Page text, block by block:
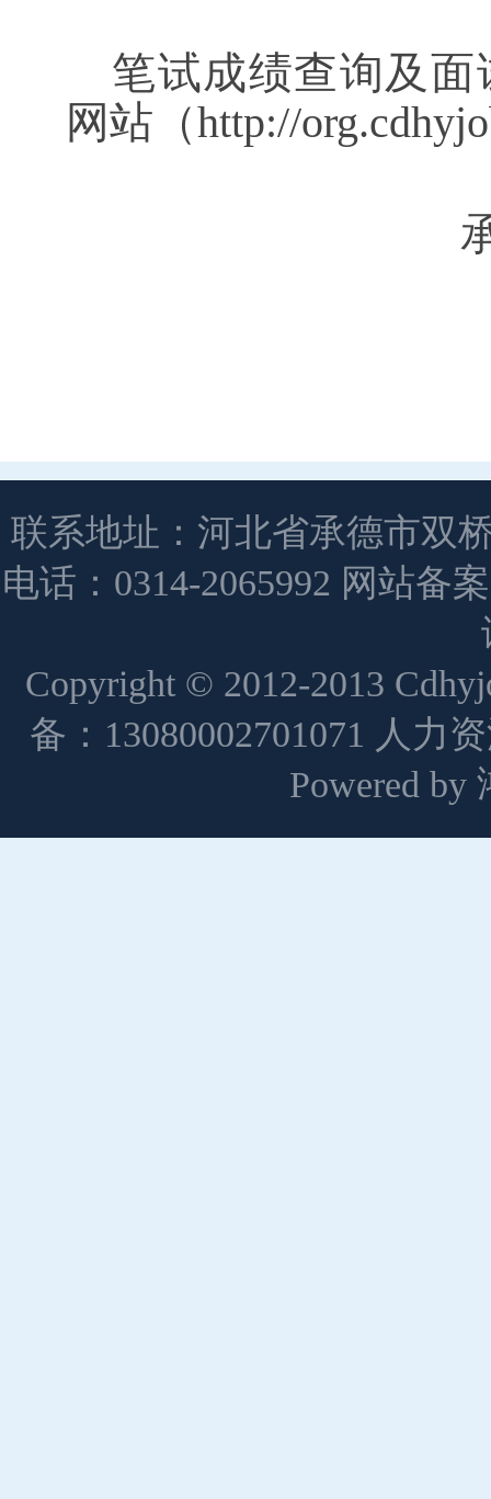
笔试成绩查询及
网站（http://
联系地址：河北省承德市双
电话：0314-2065992 网站备
Copyright © 2012-2013
备：13080002701071 人力
Powered by